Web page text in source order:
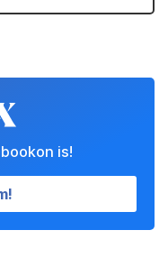
is!